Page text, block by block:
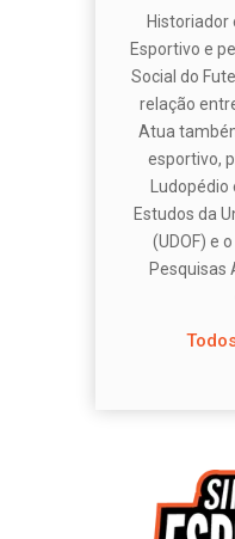
Historiador
Esportivo e
Social do
relação
Atua
esportivo,
Estudos da
(UDOF) e
Pesquisas